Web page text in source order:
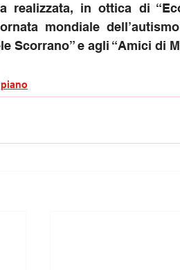
realizzata, in ottica di
mondiale
Scorrano” e agli “Amici di